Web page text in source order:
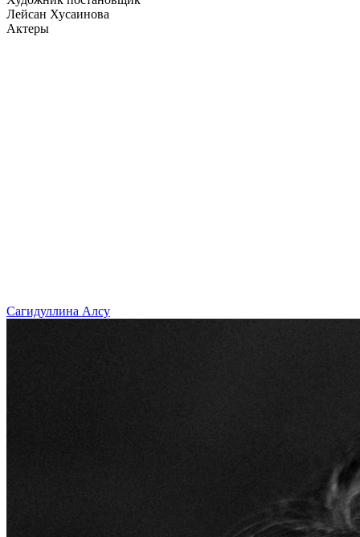
Лейсан Хусаинова
Актеры
Сагидуллина Алсу